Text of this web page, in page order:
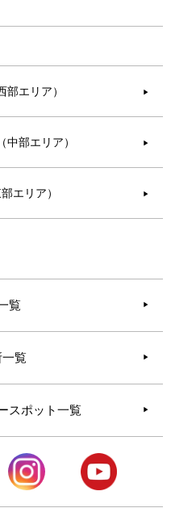
部エリア） ▶︎
部エリア） ▶︎
エリア） ▶︎
覧
覧
スポット一覧